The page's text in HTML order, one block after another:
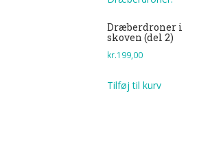
Dræberdroner i
skoven (del 2)
kr.199,00
Tilføj til kurv